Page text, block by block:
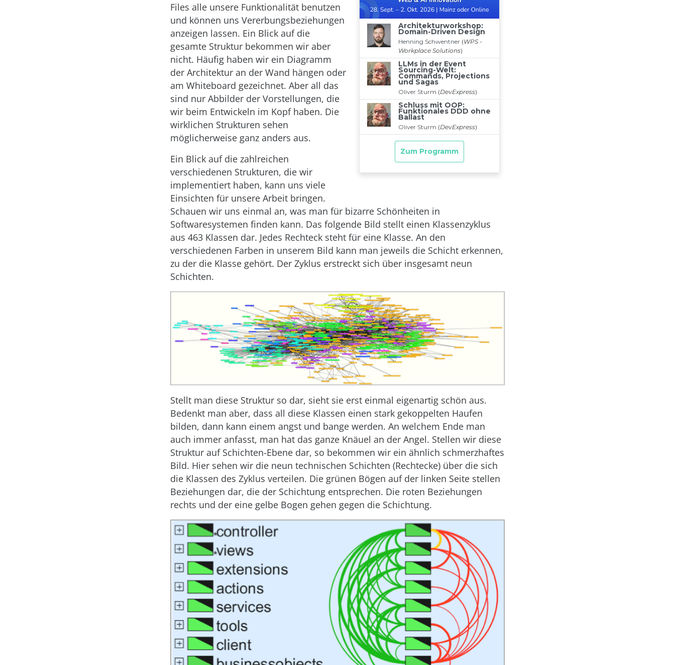
Files alle unsere Funktionalität benutzen
und können uns Vererbungsbeziehungen
anzeigen lassen. Ein Blick auf die
gesamte Struktur bekommen wir aber
nicht. Häufig haben wir ein Diagramm
der Architektur an der Wand hängen oder
am Whiteboard gezeichnet. Aber all das
sind nur Abbilder der Vorstellungen, die
wir beim Entwickeln im Kopf haben. Die
wirklichen Strukturen sehen
möglicherweise ganz anders aus.
Ein Blick auf die zahlreichen
verschiedenen Strukturen, die wir
implementiert haben, kann uns viele
Einsichten für unsere Arbeit bringen.
Schauen wir uns einmal an, was man für bizarre Schönheiten in
Softwaresystemen finden kann. Das folgende Bild stellt einen Klassenzyklus
aus 463 Klassen dar. Jedes Rechteck steht für eine Klasse. An den
verschiedenen Farben in unserem Bild kann man jeweils die Schicht erkennen,
zu der die Klasse gehört. Der Zyklus erstreckt sich über insgesamt neun
Schichten.
Stellt man diese Struktur so dar, sieht sie erst einmal eigenartig schön aus.
Bedenkt man aber, dass all diese Klassen einen stark gekoppelten Haufen
bilden, dann kann einem angst und bange werden. An welchem Ende man
auch immer anfasst, man hat das ganze Knäuel an der Angel. Stellen wir diese
Struktur auf Schichten-Ebene dar, so bekommen wir ein ähnlich schmerzhaftes
Bild. Hier sehen wir die neun technischen Schichten (Rechtecke) über die sich
die Klassen des Zyklus verteilen. Die grünen Bögen auf der linken Seite stellen
Beziehungen dar, die der Schichtung entsprechen. Die roten Beziehungen
rechts und der eine gelbe Bogen gehen gegen die Schichtung.